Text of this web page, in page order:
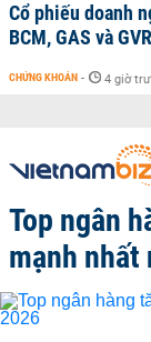
Cổ phiếu doanh
BCM, GAS và
CHỨNG KHOÁN - 4 giờ
Top ngân
mạnh nhất